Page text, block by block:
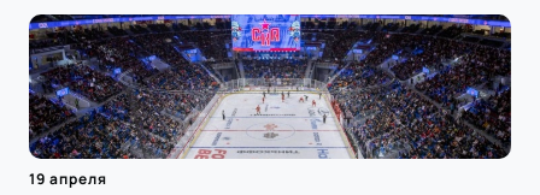
19 апреля